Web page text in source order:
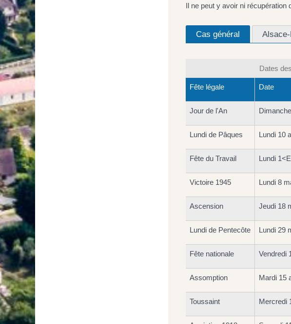
Il ne peut y avoir ni récupération
Cas général
Dates
Fête légale Date
Jour de l'An
Lundi de Pâques Lundi 10
Fête du Travail Lundi
Victoire 1945 Lundi 8
Ascension Jeudi 18
Lundi de Pentecôte Lundi 29
Fête nationale Vendredi
Assomption Mardi 15
Toussaint Mercredi